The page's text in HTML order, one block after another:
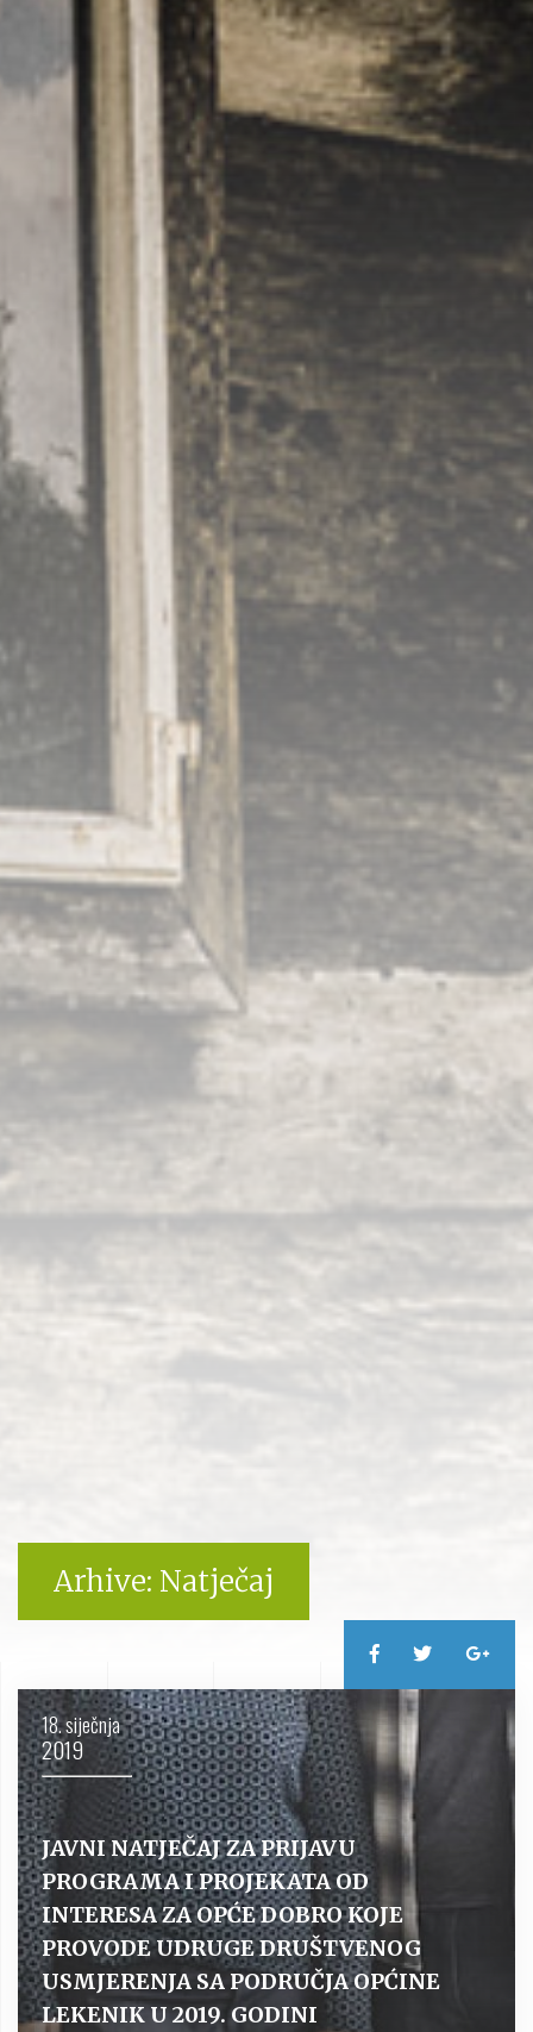
Arhive: Natječaj
18. siječnja
2019
JAVNI NATJEČAJ ZA PRIJAVU
PROGRAMA I PROJEKATA OD
INTERESA ZA OPĆE DOBRO KOJE
PROVODE UDRUGE DRUŠTVENOG
USMJERENJA SA PODRUČJA OPĆINE
LEKENIK U 2019. GODINI